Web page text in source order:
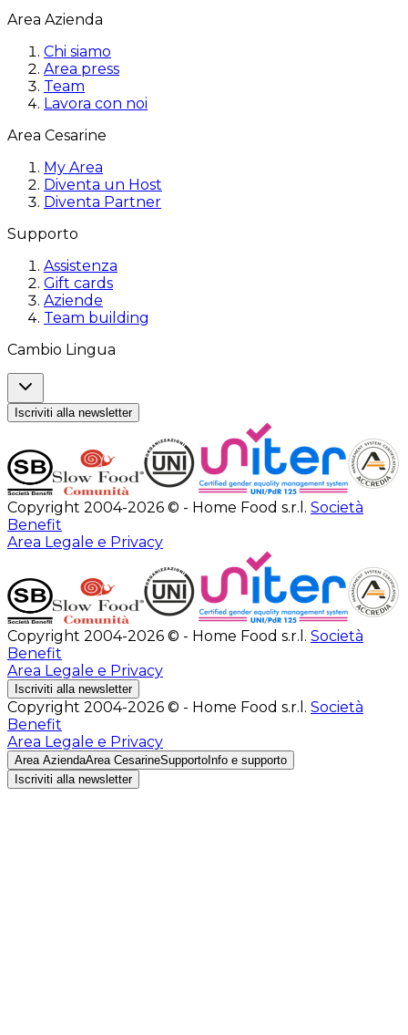
Area Azienda
Chi siamo
Area press
Team
Lavora con noi
Area Cesarine
My Area
Diventa un Host
Diventa Partner
Supporto
Assistenza
Gift cards
Aziende
Team building
Cambio Lingua
Iscriviti alla newsletter
Copyright 2004-2026 © - Home Food s.r.l. Società
Benefit
Area Legale e Privacy
Copyright 2004-2026 © - Home Food s.r.l. Società
Benefit
Area Legale e Privacy
Iscriviti alla newsletter
Copyright 2004-2026 © - Home Food s.r.l. Società
Benefit
Area Legale e Privacy
Area AziendaArea CesarineSupporto Info e supporto
Iscriviti alla newsletter